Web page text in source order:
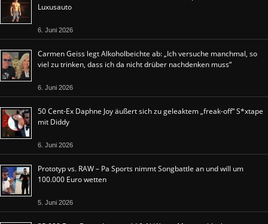
Luxusauto
6. Juni 2026
Carmen Geiss legt Alkoholbeichte ab: „Ich versuche manchmal, so
viel zu trinken, dass ich da nicht drüber nachdenken muss“
6. Juni 2026
50 Cent-Ex Daphne Joy äußert sich zu geleaktem „freak-off“ S*xtape
mit Diddy
6. Juni 2026
Prototyp vs. RAW – Pa Sports nimmt Songbattle an und will um
100.000 Euro wetten
5. Juni 2026